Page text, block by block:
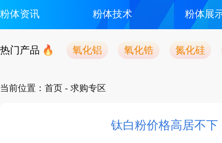
粉体资讯 粉体技术 粉体展
热门产品 氧化铝 氧化锆 氮化硅
当前位置： 首页 - 求购专区
钛白粉价格高居不